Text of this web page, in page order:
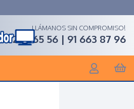
LLÁMANOS SIN COMPROMISO!
91 268 65 56 | 91 663 87 96